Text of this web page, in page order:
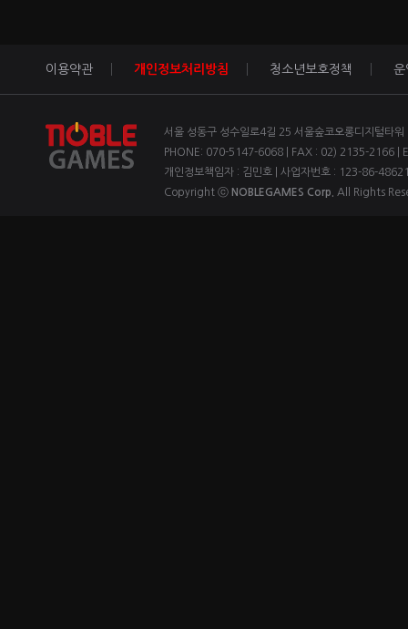
이용약관 개인정보처리방침 청소년보호정책 운
서울 성동구 성수일로4길 25 서울숲코오롱디지털타
PHONE: 070-5147-6068 | FAX : 02) 2135-2166 |
개인정보책임자 : 김민호 | 사업자번호 : 123-86-
Copyright ⓒ NOBLEGAMES Corp. All Rights